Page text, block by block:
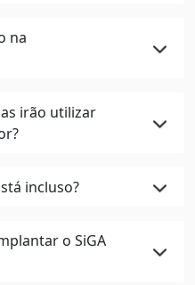
na
irão utilizar
incluso?
o SiGA